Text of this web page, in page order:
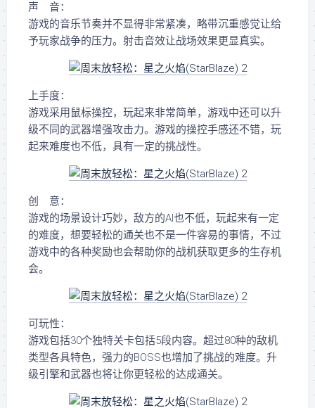
声 音：
游戏的音乐节奏并不显得非常紧凑，略带沉重感觉让给
予玩家战争的压力。射击音效让战场效果更显真实。
上手度：
游戏采用鼠标操控，玩起来非常简单，游戏中还可以升
级不同的武器增强攻击力。游戏的操控手感还不错，玩
起来难度也不低，具有一定的挑战性。
创 意：
游戏的场景设计巧妙，敌方的AI也不低，玩起来有一定
的难度，想要轻松的通关也不是一件容易的事情，不过
游戏中的各种奖励也会帮助你的战机获取更多的生存机
会。
可玩性：
游戏包括30个独特关卡包括5段内容。超过80种的敌机
类型各具特色，强力的BOSS也增加了挑战的难度。升
级引擎和武器也将让你更轻松的达成通关。